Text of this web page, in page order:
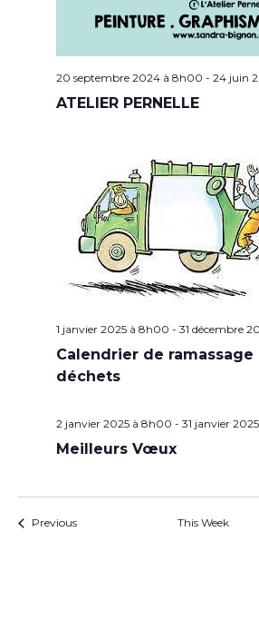
20 septembre 2024 à 8h00 - 24 juin
ATELIER PERNELLE
1 janvier 2025 à 8h00 - 31 décembre
Calendrier de
déchets
2 janvier 2025 à 8h00 - 31 janvier
Meilleurs Vœux
Previous This Week